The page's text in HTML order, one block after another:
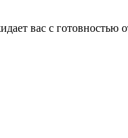
вас с готовностью